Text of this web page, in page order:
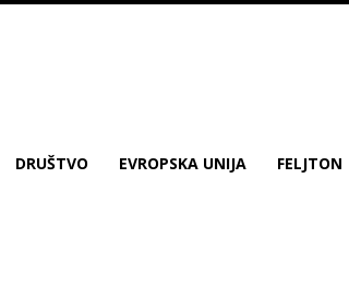
DRUŠTVO EVROPSKA UNIJA FELJTON